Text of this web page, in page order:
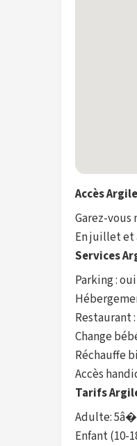
Accès
Garez-vous
En juillet et
Services
Parking : oui
Restaurant
Change
Réchauffe
Accès
Tarifs
Adulte:
Enfant (10-